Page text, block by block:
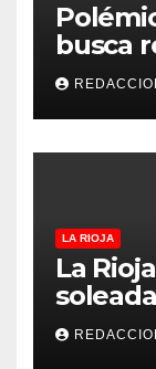
busca
LA RIOJA
La
el